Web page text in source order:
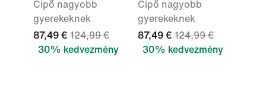
Cipő nagyobb
gyerekeknek
87,49 € 124,99 €
30% kedvezmény
Cipő nagyobb
gyerekeknek
87,49 € 124,99 €
30% kedvezmény